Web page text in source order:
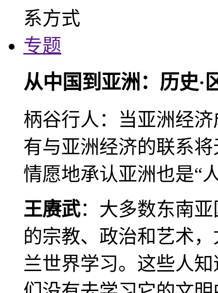
专题
从中国到亚洲：历史·
柄谷行人：当亚洲经
有与亚洲经济的联系
情愿地承认亚洲也是“
王赓武：大多数东南
的宗教、政治和艺术
兰世界学习。这些人